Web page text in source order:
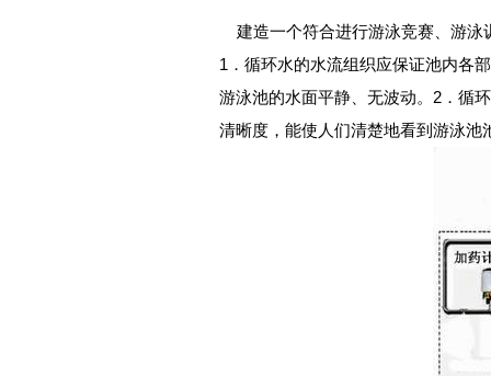
建造一个符合进行游泳竞赛、游泳
1．循环水的水流组织应保证池内各
游泳池的水面平静、无波动。2．循
清晰度，能使人们清楚地看到游泳